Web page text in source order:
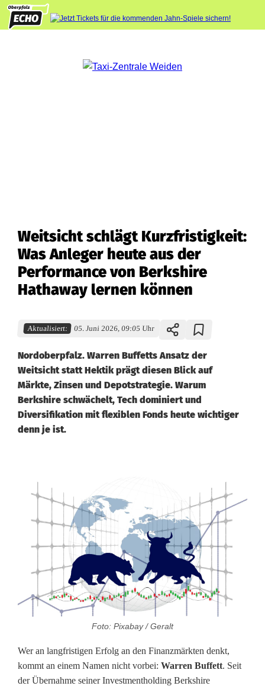
Weitsicht schlägt Kurzfristigkeit:
Was Anleger heute aus der
Performance von Berkshire
Hathaway lernen können
Aktualisiert: 05. Juni 2026, 09:05 Uhr
Nordoberpfalz. Warren Buffetts Ansatz der
Weitsicht statt Hektik prägt diesen Blick auf
Märkte, Zinsen und Depotstrategie. Warum
Berkshire schwächelt, Tech dominiert und
Diversifikation mit flexiblen Fonds heute wichtiger
denn je ist.
c
t
s
Foto: Pixabay / Geralt
Wer an langfristigen Erfolg an den Finanzmärkten denkt,
kommt an einem Namen nicht vorbei: Warren Buffett. Seit
der Übernahme seiner Investmentholding Berkshire